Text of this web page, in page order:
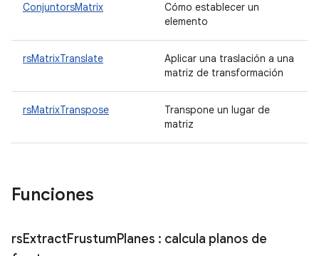
ConjuntorsMatrix
Cómo establecer un
elemento
rsMatrixTranslate
Aplicar una traslación a una
matriz de transformación
rsMatrixTranspose
Transpone un lugar de
matriz
Funciones
rsExtractFrustumPlanes : calcula planos de